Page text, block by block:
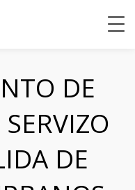
DE
DE